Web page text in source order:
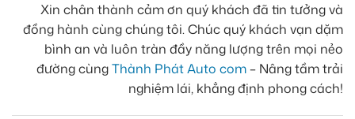
Xin chân thành cảm ơn quý khách đã tin tưởng và
đồng hành cùng chúng tôi. Chúc quý khách vạn dặm
bình an và luôn tràn đầy năng lượng trên mọi nẻo
đường cùngThành Phát Auto com – Nâng tầm trải
nghiệm lái, khẳng định phong cách!